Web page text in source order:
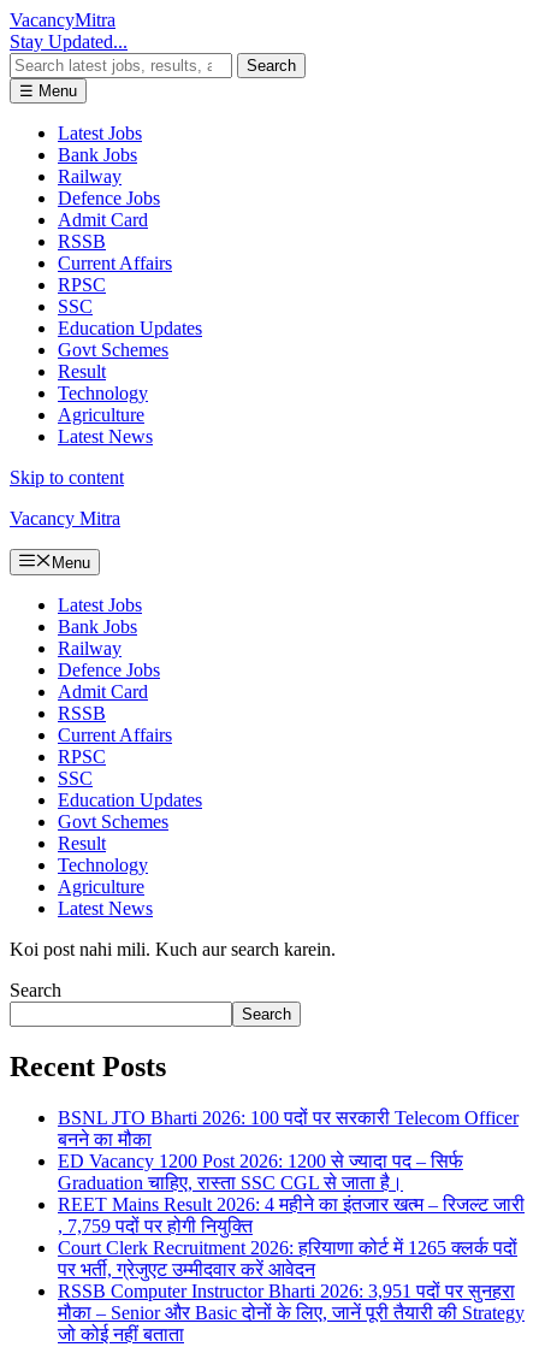
VacancyMitra
Stay Updated...
Search
☰ Menu
Latest Jobs
Bank Jobs
Railway
Defence Jobs
Admit Card
RSSB
Current Affairs
RPSC
SSC
Education Updates
Govt Schemes
Result
Technology
Agriculture
Latest News
Skip to content
Vacancy Mitra
Menu
Latest Jobs
Bank Jobs
Railway
Defence Jobs
Admit Card
RSSB
Current Affairs
RPSC
SSC
Education Updates
Govt Schemes
Result
Technology
Agriculture
Latest News
Koi post nahi mili. Kuch aur search karein.
Search
Search
Recent Posts
BSNL JTO Bharti 2026: 100 पदों पर सरकारी Telecom Officer
बनने का मौका
ED Vacancy 1200 Post 2026: 1200 से ज्यादा पद – सिर्फ
Graduation चाहिए, रास्ता SSC CGL से जाता है।
REET Mains Result 2026: 4 महीने का इंतजार खत्म – रिजल्ट जारी
, 7,759 पदों पर होगी नियुक्ति
Court Clerk Recruitment 2026: हरियाणा कोर्ट में 1265 क्लर्क पदों
पर भर्ती, ग्रेजुएट उम्मीदवार करें आवेदन
RSSB Computer Instructor Bharti 2026: 3,951 पदों पर सुनहरा
मौका – Senior और Basic दोनों के लिए, जानें पूरी तैयारी की Strategy
जो कोई नहीं बताता